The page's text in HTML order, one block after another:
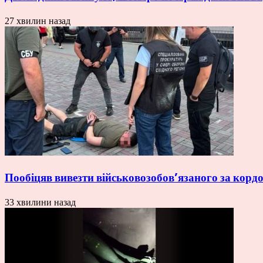
27 хвилин назад
Пообіцяв вивезти військовозобов’язаного за
33 хвилини назад